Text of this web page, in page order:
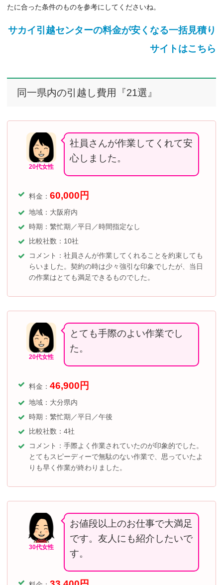
たに合った条件のものを参考にしてくださいね。
サカイ引越センターの料金が安くなる一括見積り
サイトはこちら
同一県内の引越し費用『21選』
20代女性
社員さんが作業してくれて安
心しました。
料金： 60,000 円
地域：大阪府内
時期：繁忙期／平日／時間指定なし
比較社数：10社
コメント：社員さんが作業してくれることを約束しても
らいました。契約の時は少々強引な印象でしたが、当日
の作業はとても満足できるものでした。
20代女性
とても手際のよい作業でし
た。
料金： 46,900 円
地域：大分県内
時期：繁忙期／平日／午後
比較社数：4社
コメント：手際よく作業されていたのが印象的でした。
とてもスピーディーで無駄のない作業で、思っていたよ
りも早く作業が終わりました。
30代女性
お値段以上のお仕事で大満足
です。友人にも紹介したいで
す。